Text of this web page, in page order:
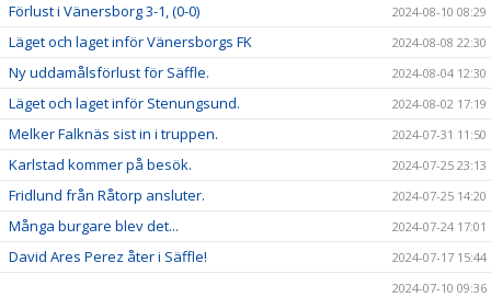
Förlust i Vänersborg 3-1, (0-0) 2024-08-10 08:29
Läget och laget inför Vänersborgs FK 2024-08-08 22:30
Ny uddamålsförlust för Säffle. 2024-08-04 12:30
Läget och laget inför Stenungsund. 2024-08-02 17:19
Melker Falknäs sist in i truppen. 2024-07-31 11:50
Karlstad kommer på besök. 2024-07-25 23:13
Fridlund från Råtorp ansluter. 2024-07-25 14:20
Många burgare blev det... 2024-07-24 17:01
David Ares Perez åter i Säffle!
2024-07-17 15:44
2024-07-10 09:36